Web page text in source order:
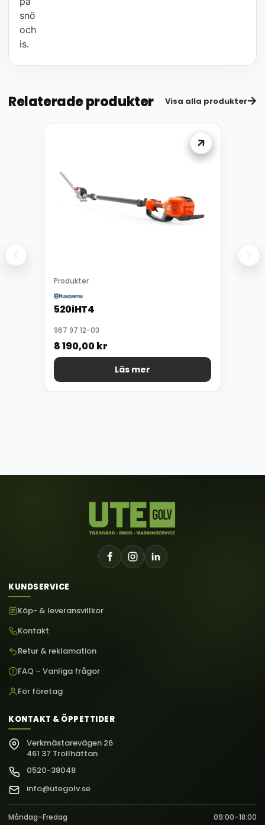
snö
och
is.
Relaterade produkter Visa alla produkter
Produkter
520iHT4
967 97 12-03
8 190,00kr
Läs mer
KUNDSERVICE
Köp- & leveransvillkor
Kontakt
Retur & reklamation
FAQ – Vanliga frågor
För företag
KONTAKT & ÖPPETTIDER
Verkmästarevägen 26
461 37 Trollhättan
0520-38048
info@utegolv.se
Måndag–Fredag
09:00–18:00